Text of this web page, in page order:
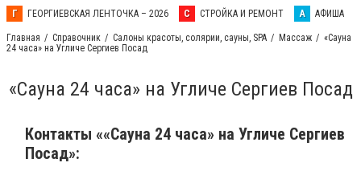
Г ГЕОРГИЕВСКАЯ ЛЕНТОЧКА – 2026 С СТРОЙКА И РЕМОНТ А АФИША
Главная Справочник Салоны красоты, солярии, сауны, SPA Массаж
«Сауна
24 часа» на Угличе Сергиев Посад
«Сауна 24 часа» на Угличе Сергиев Посад
Контакты ««Сауна 24 часа» на Угличе Сергиев
Посад»: